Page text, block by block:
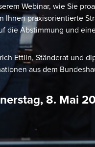
Webinar, wie Sie
Ihnen praxisorientierte
die Abstimmung und
Ettlin, Ständerat und
aus dem
8. Mai